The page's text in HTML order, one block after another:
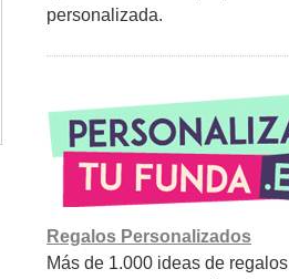
personalizada.
Regalos Personalizados
Más de 1.000 ideas de regalos